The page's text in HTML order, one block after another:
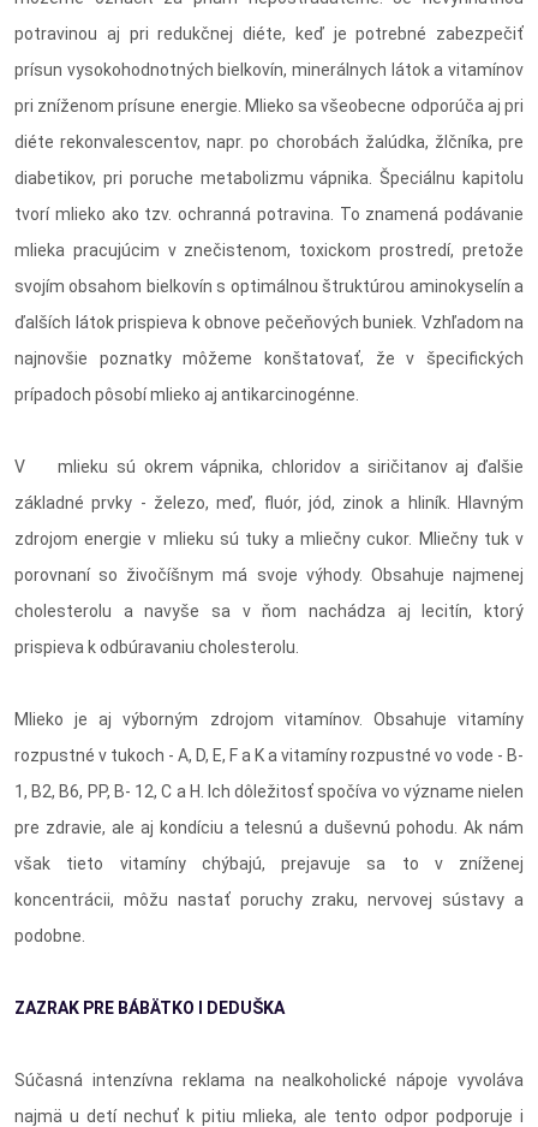
potravinou aj pri redukčnej diéte, keď je potrebné zabezpečiť
prísun vysokohodnotných bielkovín, minerálnych látok a vitamínov
pri zníženom prísune energie. Mlieko sa všeobecne odporúča aj pri
diéte rekonvalescentov, napr. po chorobách žalúdka, žlčníka, pre
diabetikov, pri poruche metabolizmu vápnika. Špeciálnu kapitolu
tvorí mlieko ako tzv. ochranná potravina. To znamená podávanie
mlieka pracujúcim v znečistenom, toxickom prostredí, pretože
svojím obsahom bielkovín s optimálnou štruktúrou aminokyselín a
ďalších látok prispieva k obnove pečeňových buniek. Vzhľadom na
najnovšie poznatky môžeme konštatovať, že v špecifických
prípadoch pôsobí mlieko aj antikarcinogénne.
V mlieku sú okrem vápnika, chloridov a siričitanov aj ďalšie
základné prvky - železo, meď, fluór, jód, zinok a hliník. Hlavným
zdrojom energie v mlieku sú tuky a mliečny cukor. Mliečny tuk v
porovnaní so živočíšnym má svoje výhody. Obsahuje najmenej
cholesterolu a navyše sa v ňom nachádza aj lecitín, ktorý
prispieva k odbúravaniu cholesterolu.
Mlieko je aj výborným zdrojom vitamínov. Obsahuje vitamíny
rozpustné v tukoch - A, D, E, F a K a vitamíny rozpustné vo vode - B-
1, B2, B6, PP, B- 12, C a H. Ich dôležitosť spočíva vo význame nielen
pre zdravie, ale aj kondíciu a telesnú a duševnú pohodu. Ak nám
však tieto vitamíny chýbajú, prejavuje sa to v zníženej
koncentrácii, môžu nastať poruchy zraku, nervovej sústavy a
podobne.
ZAZRAK PRE BÁBÄTKO I DEDUŠKA
Súčasná intenzívna reklama na nealkoholické nápoje vyvoláva
najmä u detí nechuť k pitiu mlieka, ale tento odpor podporuje i